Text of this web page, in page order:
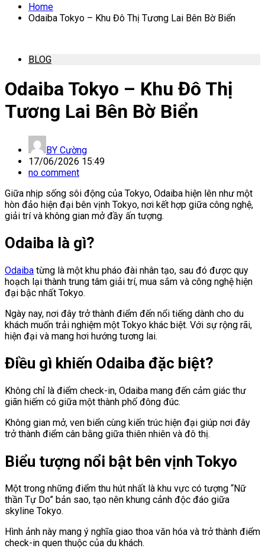
Home
Odaiba Tokyo – Khu Đô Thị Tương Lai Bên Bờ Biển
BLOG
Odaiba Tokyo – Khu Đô Thị
Tương Lai Bên Bờ Biển
BY Cường
17/06/2026 15:49
no comment
Giữa nhịp sống sôi động của Tokyo, Odaiba hiện lên như một
hòn đảo hiện đại bên vịnh Tokyo, nơi kết hợp giữa công nghệ,
giải trí và không gian mở đầy ấn tượng.
Odaiba là gì?
Odaiba từng là một khu pháo đài nhân tạo, sau đó được quy
hoạch lại thành trung tâm giải trí, mua sắm và công nghệ hiện
đại bậc nhất Tokyo.
Ngày nay, nơi đây trở thành điểm đến nổi tiếng dành cho du
khách muốn trải nghiệm một Tokyo khác biệt. Với sự rộng rãi,
hiện đại và mang hơi hướng tương lai.
Điều gì khiến Odaiba đặc biệt?
Không chỉ là điểm check-in, Odaiba mang đến cảm giác thư
giãn hiếm có giữa một thành phố đông đúc.
Không gian mở, ven biển cùng kiến trúc hiện đại giúp nơi đây
trở thành điểm cân bằng giữa thiên nhiên và đô thị.
Biểu tượng nổi bật bên vịnh Tokyo
Một trong những điểm thu hút nhất là khu vực có tượng “Nữ
thần Tự Do” bản sao, tạo nên khung cảnh độc đáo giữa
skyline Tokyo.
Hình ảnh này mang ý nghĩa giao thoa văn hóa và trở thành điểm
check-in quen thuộc của du khách.